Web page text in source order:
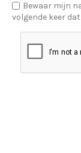
Bewaar mijn
volgende keer